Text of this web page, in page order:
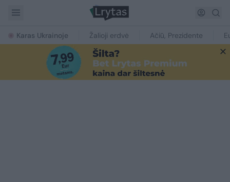
Karas Ukrainoje Žalioji erdvė Ačiū, Prezidente